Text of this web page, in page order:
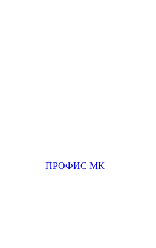
ПРОФИС МК